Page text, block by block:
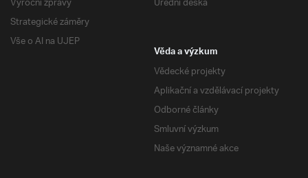
Strategické záměry
Vše o AI na UJEP
Věda a výzkum
Vědecké projekty
Aplikační a vzdělávací projekty
Odborné články
Smluvní výzkum
Naše významné akce